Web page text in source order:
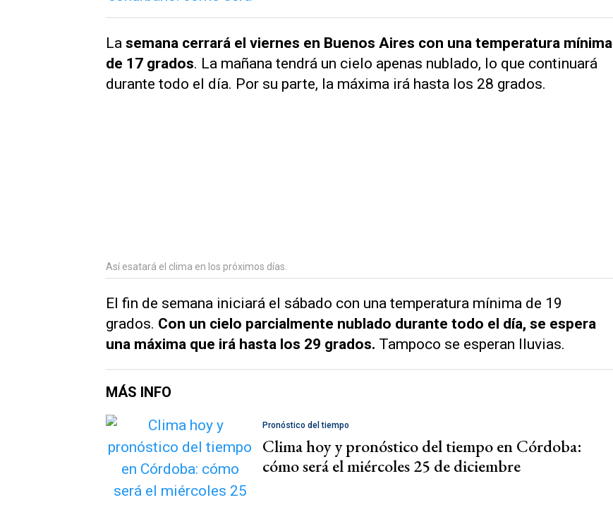
La semana cerrará el viernes en Buenos Aires con una temperatura mínima
de 17 grados. La mañana tendrá un cielo apenas nublado, lo que continuará
durante todo el día. Por su parte, la máxima irá hasta los 28 grados.
Así esatará el clima en los próximos días.
El fin de semana iniciará el sábado con una temperatura mínima de 19
grados. Con un cielo parcialmente nublado durante todo el día, se espera
una máxima que irá hasta los 29 grados. Tampoco se esperan lluvias.
MÁS INFO
Pronóstico del tiempo
Clima hoy y pronóstico del tiempo en Córdoba:
cómo será el miércoles 25 de diciembre